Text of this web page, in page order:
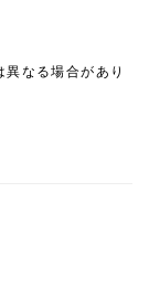
なる場合があり